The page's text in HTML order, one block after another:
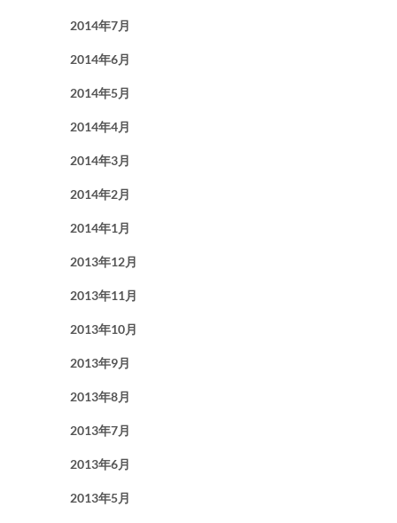
2014年7月
2014年6月
2014年5月
2014年4月
2014年3月
2014年2月
2014年1月
2013年12月
2013年11月
2013年10月
2013年9月
2013年8月
2013年7月
2013年6月
2013年5月